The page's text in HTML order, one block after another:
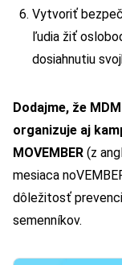
Vytvoriť
ľudia žiť
dosiahnutiu
Dodajme, že
organizuje aj
MOVEMBER (z
mesiaca
dôležitosť
semenníkov.